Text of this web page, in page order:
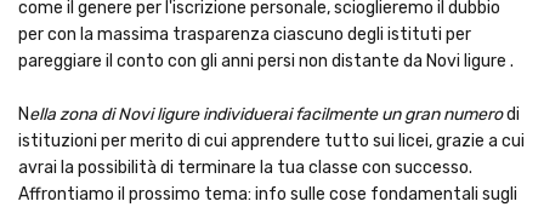
come il genere per l'iscrizione personale, scioglieremo il dubbio
per con la massima trasparenza ciascuno degli istituti per
pareggiare il conto con gli anni persi non distante da Novi ligure .
Nella zona di Novi ligure individuerai facilmente un gran numerodi
istituzioni per merito di cui apprendere tutto sui licei, grazie a cui
avrai la possibilità di terminare la tua classe con successo.
Affrontiamo il prossimo tema: info sulle cose fondamentali sugli